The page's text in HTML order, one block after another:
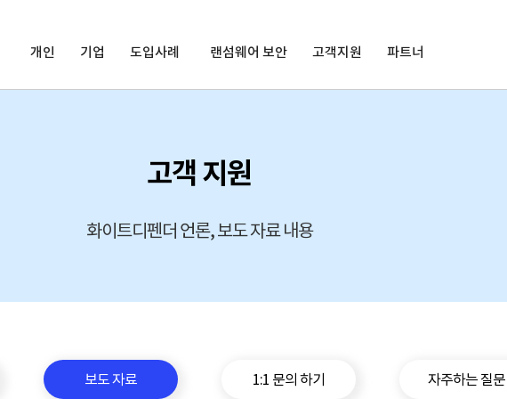
개인 기업 도입사례 랜섬웨어 보안 고객지원 파트너
고객 지원
화이트디펜더 언론, 보도 자료 내용
보도 자료 1:1 문의 하기 자주하는 질문